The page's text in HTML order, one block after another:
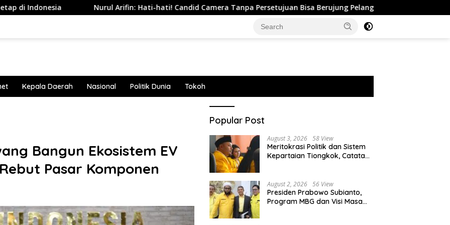
Nurul Arifin: Hati-hati! Candid Camera Tanpa Persetujuan Bisa Berujung Pelanggaran Privasi
Kepala Daerah Nasional Politik Dunia Tokoh
Bangun Ekosistem EV
Pasar Komponen
Popular Post
August 3, 2026 58 View
Meritokrasi Politik dan Sistem
Kepartaian Tiongkok, Catatan
August 2, 2026 56 View
Presiden Prabowo Subianto,
Program MBG dan Visi Masa